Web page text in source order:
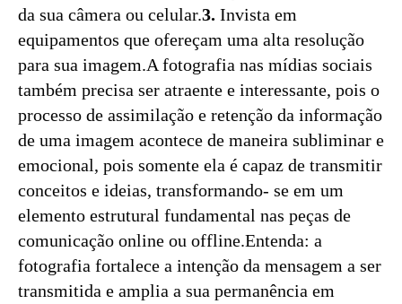
da sua câmera ou celular.3. Invista em
equipamentos que ofereçam uma alta resolução
para sua imagem.A fotografia nas mídias sociais
também precisa ser atraente e interessante, pois o
processo de assimilação e retenção da informação
de uma imagem acontece de maneira subliminar e
emocional, pois somente ela é capaz de transmitir
conceitos e ideias, transformando- se em um
elemento estrutural fundamental nas peças de
comunicação online ou offline.Entenda: a
fotografia fortalece a intenção da mensagem a ser
transmitida e amplia a sua permanência em